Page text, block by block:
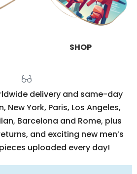
SHOP
delivery and same-day
New York, Paris, Los Angeles,
Barcelona and Rome, plus
and exciting new men’s
uploaded every day!